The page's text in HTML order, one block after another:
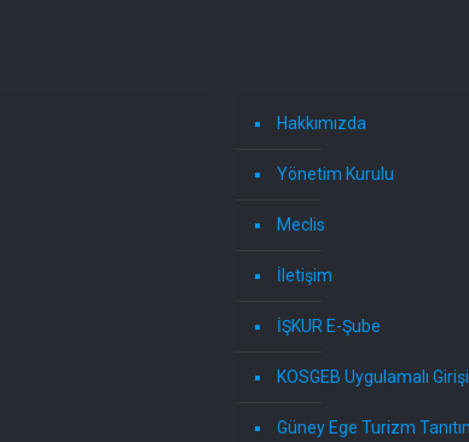
Hakkımızda
Yönetim Kurulu
Meclis
İletişim
İŞKUR E-Şube
KOSGEB Uygulamalı
Güney Ege Turizm